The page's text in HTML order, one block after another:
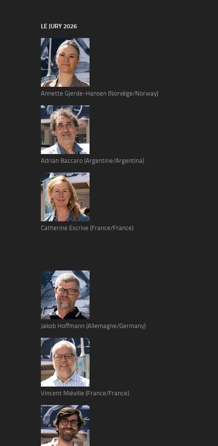
LE JURY 2026
Annette Gjerde-Hansen (Norvège/Norway)
Adrian Baccaro (Argentine/Argentina)
Catherine Escrive (France/France)
Jakob Hoffmann (Allemagne/Germany)
Vincent Miéville (France/France)